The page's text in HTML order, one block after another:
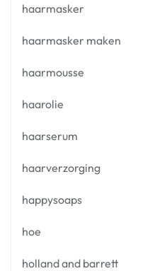
haarmasker
haarmasker maken
haarmousse
haarolie
haarserum
haarverzorging
happysoaps
hoe
holland and barrett